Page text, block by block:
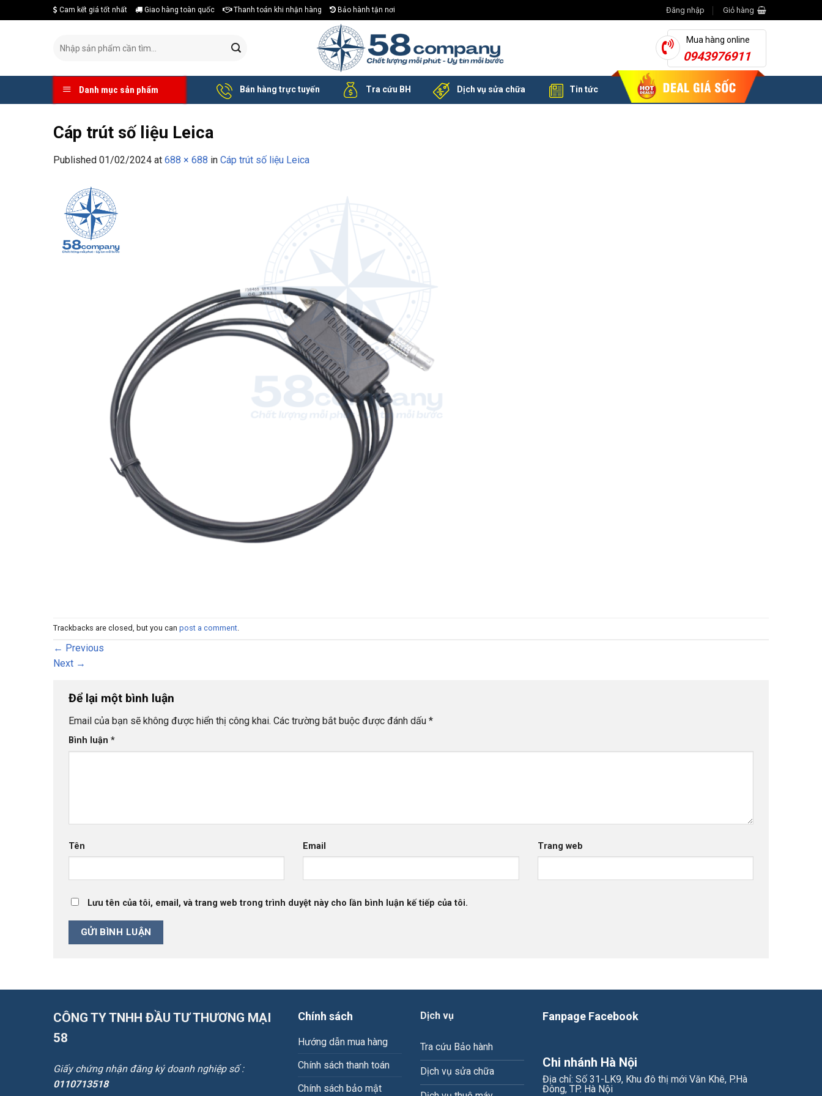
to
Cam kết giá tốt nhất Giao hàng toàn quốc Thanh toán khi nhận hàng Bảo hành tận nơi Đăng nhập Giỏ hàng
kiếm:
Mua hàng online
0943976911
Danh mục sản phẩm Bán hàng trực tuyến Tra cứu BH Dịch vụ sửa chữa Tin tức
Cáp trút số liệu Leica
Published 01/02/2024 at 688 × 688 in Cáp trút số liệu Leica
Trackbacks are closed, but you can post a comment
← Previous
Next →
Để lại một bình luận
Email của bạn sẽ không được hiển thị công khai. Các trường bắt buộc được đánh dấu *
Bình luận *
Tên Email Trang web
Lưu tên của tôi, email, và trang web trong trình duyệt này cho lần bình luận kế tiếp của tôi.
CÔNG TY TNHH ĐẦU TƯ THƯƠNG MẠI
58
Giấy chứng nhận đăng ký doanh nghiệp số :
0110713518
Chính sách
Hướng dẫn mua hàng
Chính sách thanh toán
Chính sách bảo mật
Dịch vụ
Tra cứu Bảo hành
Dịch vụ sửa chữa
Fanpage Facebook
Chi nhánh Hà Nội
Địa chỉ: Số 31-LK9, Khu đô thị mới Văn Khê, P.Hà
Đông, TP. Hà Nội